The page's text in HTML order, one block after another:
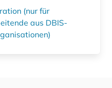
(nur für
aus DBIS-